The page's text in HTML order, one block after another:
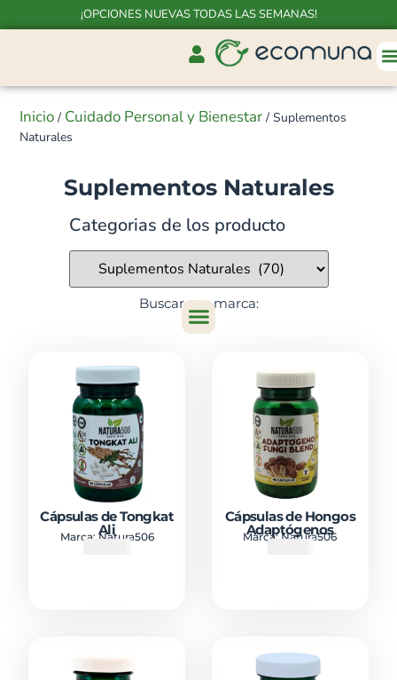
¡OPCIONES NUEVAS TODAS LAS SEMANAS!
Inicio / Cuidado Personal y Bienestar / Suplementos
Naturales
Suplementos Naturales
Categorias de los producto
Buscar por marca:
Cápsulas de Tongkat
Ali
Marca: Natura506
Cápsulas de Hongos
Adaptógenos
Marca:Natura506